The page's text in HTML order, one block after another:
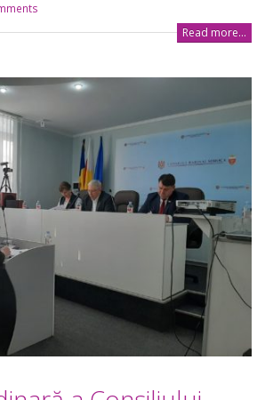
Read more...